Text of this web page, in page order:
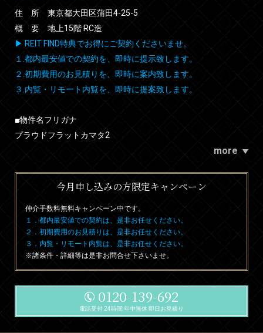
住 所 東京都大田区蒲田4-25-5
概 要 地上15階 RC造
▶ REIT FIND特典でお得にご契約くださいませ。
１.都内最安値での契約を、即時に提示致します。
２.初期費用のお見積りを、即時に案内致します。
３.内覧・リモート内覧を、即時に提案致します。
■物件名フリガナ
プラウドフラットカマタ2
more
今月申し込みの方限定キャンペーン
仲介手数料無料キャンペーン中です。
１．都内最安値での契約は、是非お任せください。
２．初期費用のお見積りは、是非お任せください。
３．内覧・リモート内覧は、是非お任せください。
※諸条件・詳細等は是非お問合せ下さいませ。
0120-139-692
電話受付 24時間 年中無休 即日お見積り